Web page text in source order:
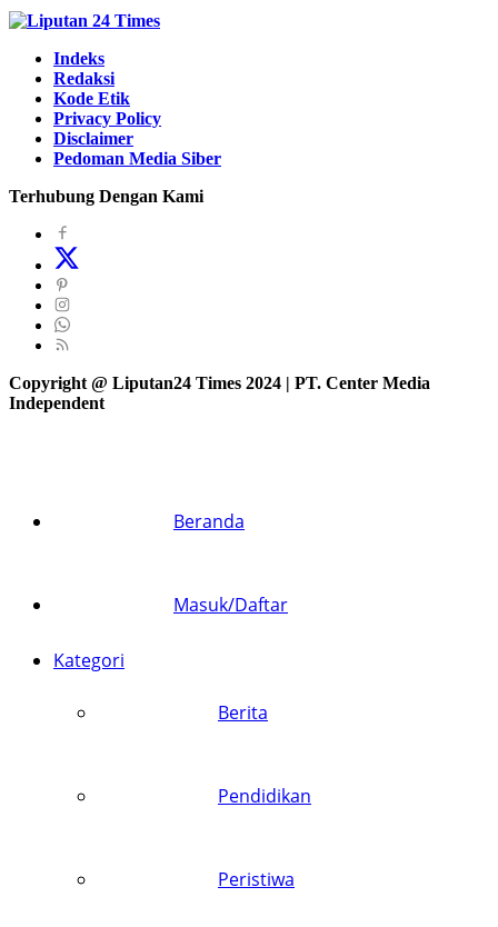
Indeks
Redaksi
Kode Etik
Privacy Policy
Disclaimer
Pedoman Media Siber
Terhubung Dengan Kami
Copyright @ Liputan24 Times 2024 | PT. Center Media
Independent
Beranda
Masuk/Daftar
Kategori
Berita
Pendidikan
Peristiwa